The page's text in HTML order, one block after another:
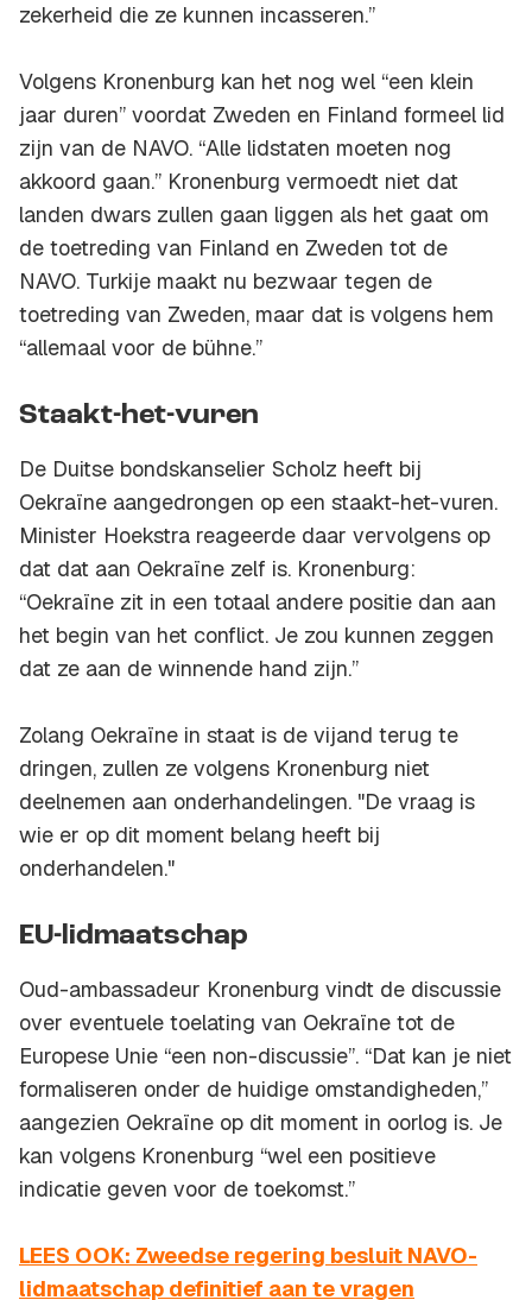
zekerheid die ze kunnen incasseren.”
Volgens Kronenburg kan het nog wel “een klein
jaar duren” voordat Zweden en Finland formeel lid
zijn van de NAVO. “Alle lidstaten moeten nog
akkoord gaan.” Kronenburg vermoedt niet dat
landen dwars zullen gaan liggen als het gaat om
de toetreding van Finland en Zweden tot de
NAVO. Turkije maakt nu bezwaar tegen de
toetreding van Zweden, maar dat is volgens hem
“allemaal voor de bühne.”
Staakt-het-vuren
De Duitse bondskanselier Scholz heeft bij
Oekraïne aangedrongen op een staakt-het-vuren.
Minister Hoekstra reageerde daar vervolgens op
dat dat aan Oekraïne zelf is. Kronenburg:
“Oekraïne zit in een totaal andere positie dan aan
het begin van het conflict. Je zou kunnen zeggen
dat ze aan de winnende hand zijn.”
Zolang Oekraïne in staat is de vijand terug te
dringen, zullen ze volgens Kronenburg niet
deelnemen aan onderhandelingen. "De vraag is
wie er op dit moment belang heeft bij
onderhandelen."
EU-lidmaatschap
Oud-ambassadeur Kronenburg vindt de discussie
over eventuele toelating van Oekraïne tot de
Europese Unie “een non-discussie”. “Dat kan je niet
formaliseren onder de huidige omstandigheden,”
aangezien Oekraïne op dit moment in oorlog is. Je
kan volgens Kronenburg “wel een positieve
indicatie geven voor de toekomst.”
LEES OOK: Zweedse regering besluit NAVO-
lidmaatschap definitief aan te vragen